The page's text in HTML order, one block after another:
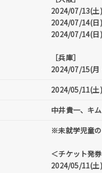
2024/07/13(土
2024/07/14(日
2024/07/14(日
［兵庫］
2024/07/15(月
2024/05/11(土
中井貴一、キ
※未就学児童
＜チケット発
2024/05/11(土